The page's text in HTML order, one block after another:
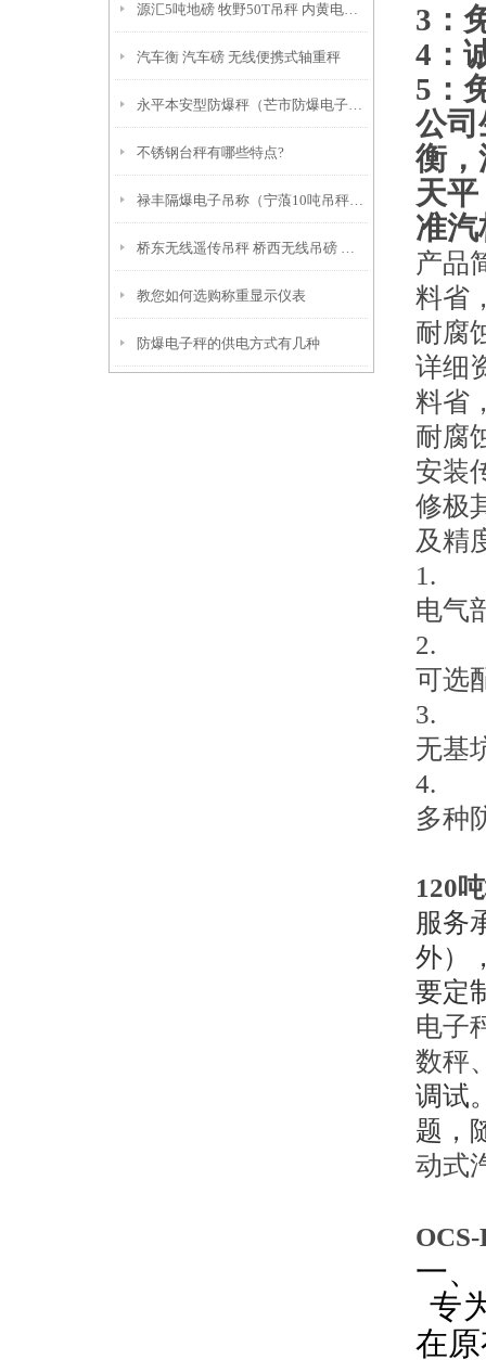
源汇5吨地磅 牧野50T吊秤 内黄电子天平
汽车衡 汽车磅 无线便携式轴重秤
永平本安型防爆秤（芒市防爆电子磅）临沧30吨地磅）水富吊秤
不锈钢台秤有哪些特点?
禄丰隔爆电子吊称（宁蒗10吨吊秤）贡山30吨汽车衡）江川隔爆秤
桥东无线遥传吊秤 桥西无线吊磅 宣化5T吊秤
教您如何选购称重显示仪表
防爆电子秤的供电方式有几种
3 ：
4 ：
5 ：
公司
衡，
天
准
产品
料省
耐腐
详细
料省
耐腐
安装
修极
及精
1.
电气
2.
可选
3.
无基
4.
多种
120
服务
外）
要定
电子
数秤
调试
题，
动式
一、
专
在